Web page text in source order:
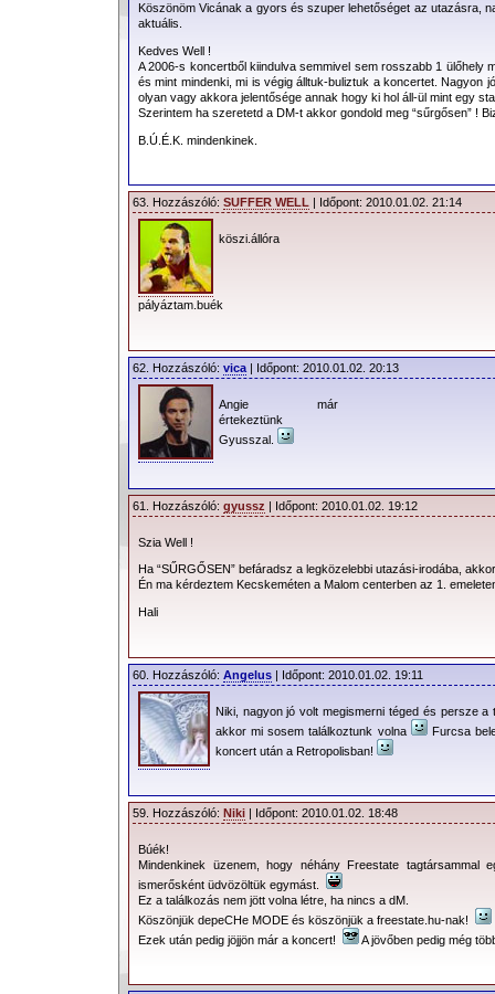
Köszönöm Vicának a gyors és szuper lehetőséget az utazásra,
aktuális.
Kedves Well !
A 2006-s koncertből kiindulva semmivel sem rosszabb 1 ülőhely
és mint mindenki, mi is végig álltuk-buliztuk a koncertet. Nagyon
olyan vagy akkora jelentősége annak hogy ki hol áll-ül mint egy
Szerintem ha szeretetd a DM-t akkor gondold meg “sűrgősen” !
B.Ú.É.K. mindenkinek.
63. Hozzászóló: SUFFER WELL | Időpont: 2010.01.02. 21:14
köszi.állóra
pályáztam.buék
62. Hozzászóló: vica | Időpont: 2010.01.02. 20:13
Angie már
értekeztünk
Gyusszal.
61. Hozzászóló: gyussz | Időpont: 2010.01.02. 19:12
Szia Well !
Ha “SŰRGŐSEN” befáradsz a legközelebbi utazási-irodába,
Én ma kérdeztem Kecskeméten a Malom centerben az 1.
Hali
60. Hozzászóló: Angelus | Időpont: 2010.01.02. 19:11
Niki, nagyon jó volt megismerni téged és persze
akkor mi sosem találkoztunk volna
Furcsa
koncert után a Retropolisban!
59. Hozzászóló: Niki | Időpont: 2010.01.02. 18:48
Búék!
Mindenkinek üzenem, hogy néhány Freestate tagtársammal
ismerősként üdvözöltük egymást.
Ez a találkozás nem jött volna létre, ha nincs a dM.
Köszönjük depeCHe MODE és köszönjük a freestate.hu-nak!
Ezek után pedig jöjjön már a koncert!
A jövőben pedig még